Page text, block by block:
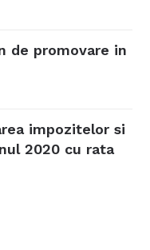
de promovare in
impozitelor si
2020 cu rata